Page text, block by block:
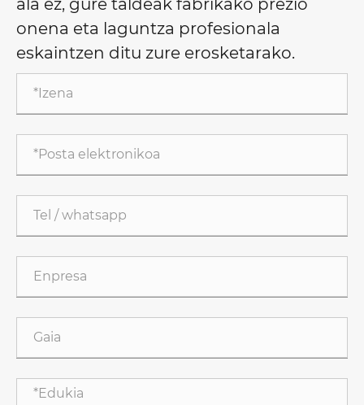
onena eta laguntza profesionala
eskaintzen ditu zure erosketarako.